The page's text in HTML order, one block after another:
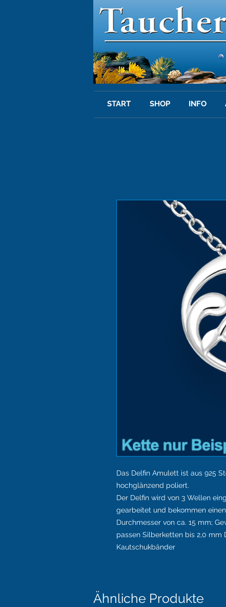
START SHOP INFO
Das Delfin Amulett ist aus 925
hochglänzend poliert.
Der Delfin wird von 3 Wellen
gearbeitet und bekommen
Durchmesser von ca. 15 mm;
passen Silberketten bis 2,0 mm
Kautschukbänder
Ähnliche Produkte